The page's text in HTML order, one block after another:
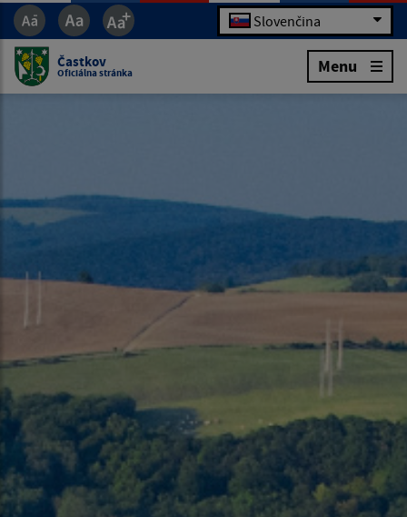
Slovenčina
Častkov
Oficiálna stránka Menu